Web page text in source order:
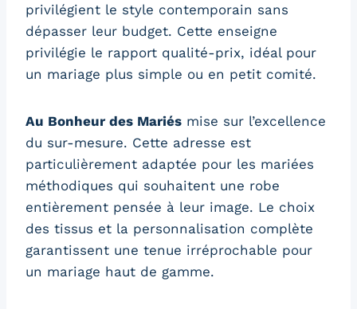
privilégient le style contemporain sans
dépasser leur budget. Cette enseigne
privilégie le rapport qualité-prix, idéal pour
un mariage plus simple ou en petit comité.
Au Bonheur des Mariés mise sur l’excellence
du sur-mesure. Cette adresse est
particulièrement adaptée pour les mariées
méthodiques qui souhaitent une robe
entièrement pensée à leur image. Le choix
des tissus et la personnalisation complète
garantissent une tenue irréprochable pour
un mariage haut de gamme.